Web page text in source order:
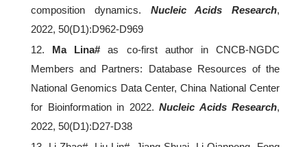
composition dynamics. Nucleic Acids Research,
2022, 50(D1):D962-D969
12. Ma Lina# as co-first author in CNCB-NGDC
Members and Partners: Database Resources of the
National Genomics Data Center, China National Center
for Bioinformation in 2022. Nucleic Acids Research,
2022, 50(D1):D27-D38